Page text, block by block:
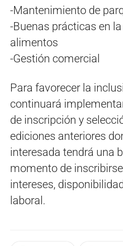
-Mantenimiento de
-Buenas prácticas en
alimentos
-Gestión comercial
Para favorecer la
continuará
de inscripción y
ediciones anteriores
interesada tendrá una
momento de
intereses,
laboral.